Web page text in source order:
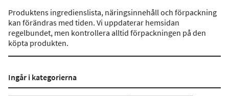
Produktens ingredienslista, näringsinnehåll och förpackning
kan förändras med tiden. Vi uppdaterar hemsidan
regelbundet, men kontrollera alltid förpackningen på den
köpta produkten.
Ingår i kategorierna